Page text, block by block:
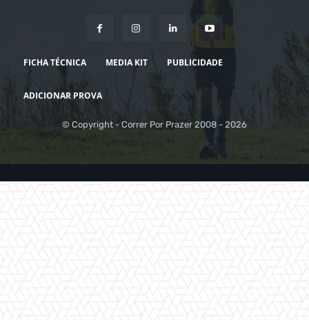
FICHA TÉCNICA MEDIA KIT PUBLICIDADE
ADICIONAR PROVA
© Copyright - Correr Por Prazer 2008 - 2026